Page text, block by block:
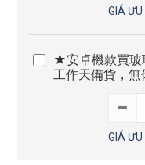
GIÁ
★安卓機款買玻
工作天備貨，
GIÁ